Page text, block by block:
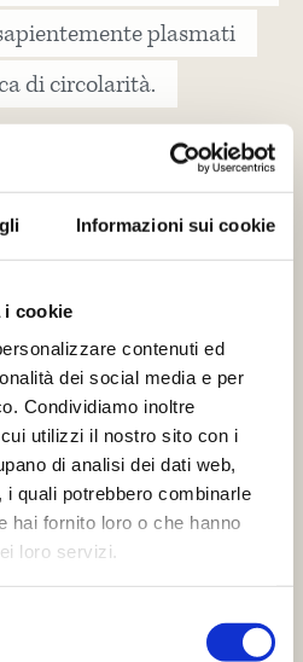
Informazioni sui cookie
i cookie
contenuti ed
dei social media e per
Condividiamo inoltre
utilizzi il nostro sito con i
di analisi dei dati web,
quali potrebbero combinarle
hai fornito loro o che hanno
loro servizi.
plasmati
di circolarità.